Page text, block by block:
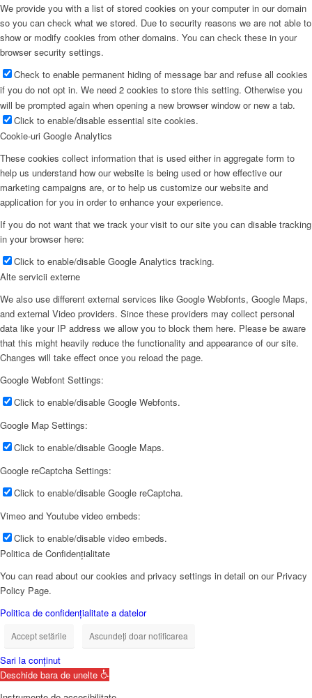
We provide you with a list of stored cookies on your computer in our domain
so you can check what we stored. Due to security reasons we are not able to
show or modify cookies from other domains. You can check these in your
browser security settings.
Check to enable permanent hiding of message bar and refuse all cookies
if you do not opt in. We need 2 cookies to store this setting. Otherwise you
will be prompted again when opening a new browser window or new a tab.
Click to enable/disable essential site cookies.
Cookie-uri Google Analytics
These cookies collect information that is used either in aggregate form to
help us understand how our website is being used or how effective our
marketing campaigns are, or to help us customize our website and
application for you in order to enhance your experience.
If you do not want that we track your visit to our site you can disable tracking
in your browser here:
Click to enable/disable Google Analytics tracking.
Alte servicii externe
We also use different external services like Google Webfonts, Google Maps,
and external Video providers. Since these providers may collect personal
data like your IP address we allow you to block them here. Please be aware
that this might heavily reduce the functionality and appearance of our site.
Changes will take effect once you reload the page.
Google Webfont Settings:
Click to enable/disable Google Webfonts.
Google Map Settings:
Click to enable/disable Google Maps.
Google reCaptcha Settings:
Click to enable/disable Google reCaptcha.
Vimeo and Youtube video embeds:
Click to enable/disable video embeds.
Politica de Confidențialitate
You can read about our cookies and privacy settings in detail on our Privacy
Policy Page.
Politica de confidențialitate a datelor
Accept setările Ascundeți doar notificarea
Sari la conținut
Deschide bara de unelte